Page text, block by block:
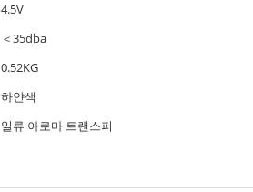
4.5V
＜35dba
0.52KG
하얀색
일류 아로마 트랜스퍼